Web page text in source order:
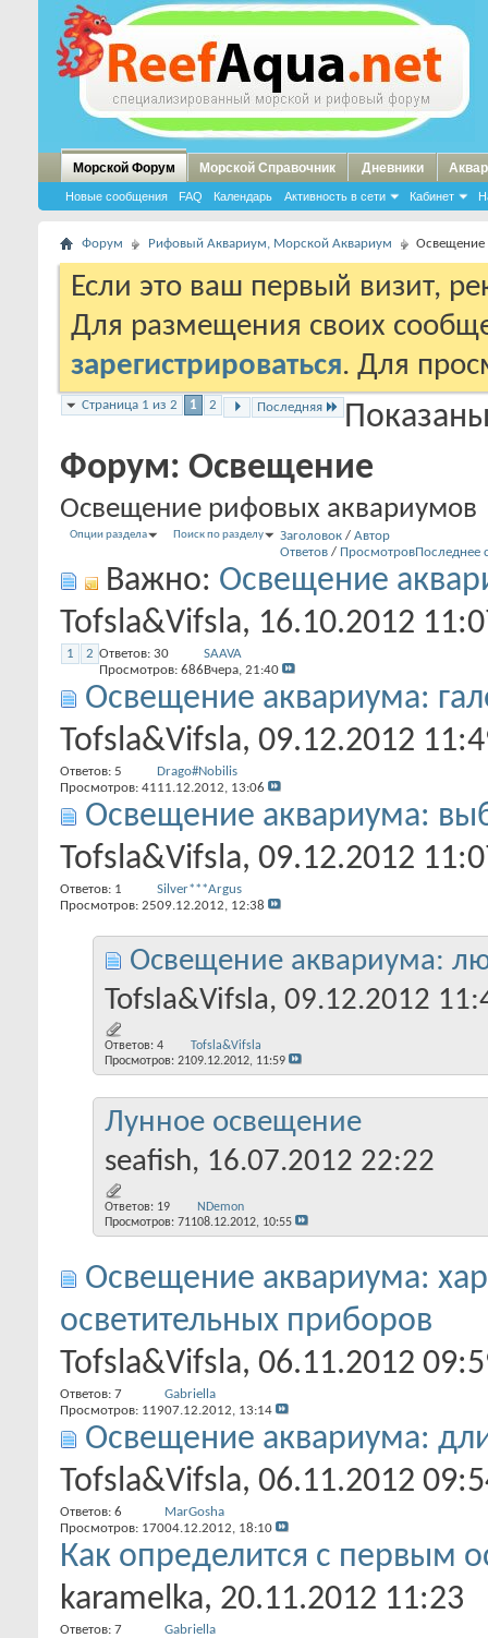
Морской Форум
Новые сообщения FAQ Календарь Активность в сети Кабинет
Морской Справочник Дневники
Форум Рифовый Аквариум, Морской Аквариум Освещение
Если это ваш первый визит,
Для размещения своих
зарегистрироваться. Для
Страница 1 из 2 1 2 Последняя
Форум: Освещение
Освещение рифовых аквариумов
Опции раздела Поиск по разделу Заголовок / Автор
Ответов / ПросмотровПоследнее
Важно: Освещение
Tofsla&Vifsla, 16.10.2012
1 2 Ответов: 30
Просмотров: 686
SAAVA
Вчера, 21:40
Освещение аквариума:
Tofsla&Vifsla, 09.12.2012
Ответов: 5
Просмотров: 41
Drago#Nobilis
11.12.2012, 13:06
Освещение аквариума:
Tofsla&Vifsla, 09.12.2012
Ответов: 1
Просмотров: 25
Silver***Argus
09.12.2012, 12:38
Освещение аквариума:
Tofsla&Vifsla, 09.12.2012
Ответов: 4
Просмотров: 21
Tofsla&Vifsla
09.12.2012, 11:59
Лунное освещение
seafish, 16.07.2012 22:22
Ответов: 19
Просмотров: 711
NDemon
08.12.2012, 10:55
Освещение аквариума:
осветительных приборов
Tofsla&Vifsla, 06.11.2012
Ответов: 7
Просмотров: 119
Gabriella
07.12.2012, 13:14
Освещение аквариума:
Tofsla&Vifsla, 06.11.2012
Ответов: 6
Просмотров: 170
MarGosha
04.12.2012, 18:10
Как определится с первым
karamelka, 20.11.2012 11:23
Ответов: 7
Gabriella